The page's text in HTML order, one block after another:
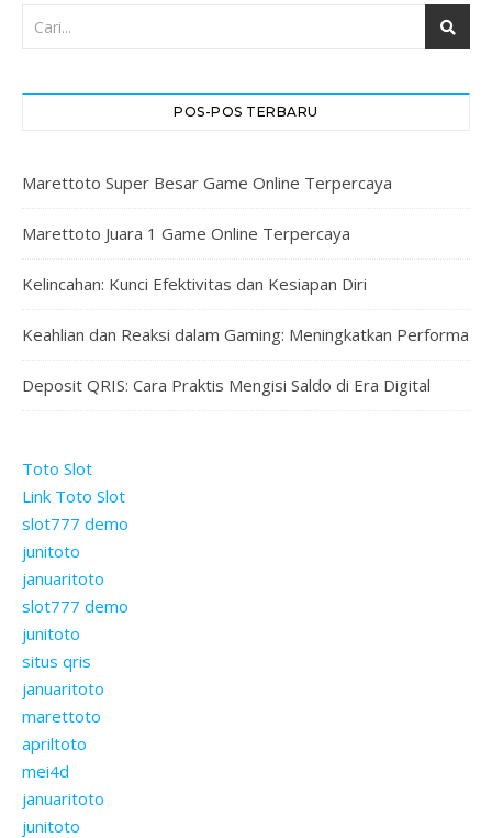
POS-POS TERBARU
Marettoto Super Besar Game Online Terpercaya
Marettoto Juara 1 Game Online Terpercaya
Kelincahan: Kunci Efektivitas dan Kesiapan Diri
Keahlian dan Reaksi dalam Gaming: Meningkatkan Performa
Deposit QRIS: Cara Praktis Mengisi Saldo di Era Digital
Toto Slot
Link Toto Slot
slot777 demo
junitoto
januaritoto
slot777 demo
junitoto
situs qris
januaritoto
marettoto
apriltoto
mei4d
januaritoto
junitoto